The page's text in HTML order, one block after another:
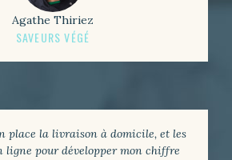
Agathe Thiriez
SAVEURS VÉGÉ
place la livraison à domicile, et les
ligne pour développer mon chiffre